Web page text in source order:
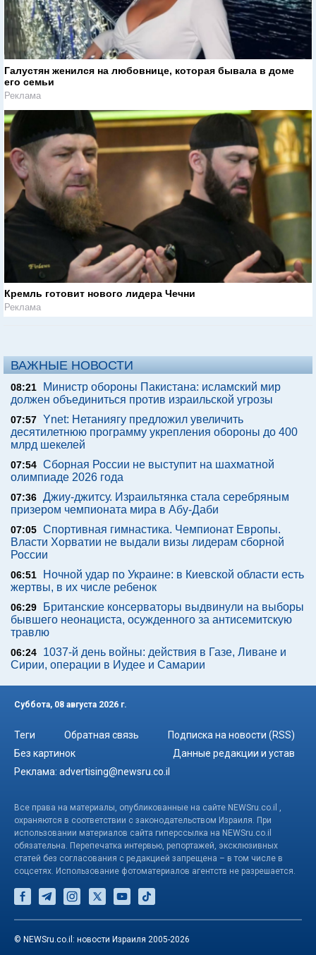
Галустян женился на любовнице, которая бывала в доме
его семьи
Реклама
Кремль готовит нового лидера Чечни
Реклама
ВАЖНЫЕ НОВОСТИ
08:21
Министр обороны Пакистана: исламский мир
должен объединиться против израильской угрозы
07:57 Ynet: Нетаниягу предложил увеличить
десятилетнюю программу укрепления обороны до 400
млрд шекелей
07:54 Сборная России не выступит на шахматной
олимпиаде 2026 года
07:36 Джиу-джитсу. Израильтянка стала серебряным
призером чемпионата мира в Абу-Даби
07:05 Спортивная гимнастика. Чемпионат Европы.
Власти Хорватии не выдали визы лидерам сборной
России
06:51
Ночной удар по Украине: в Киевской области есть
жертвы, в их числе ребенок
06:29
Британские консерваторы выдвинули на выборы
бывшего неонациста, осужденного за антисемитскую
травлю
06:24
1037-й день войны: действия в Газе, Ливане и
Сирии, операции в Иудее и Самарии
Суббота, 08 августа 2026 г.
Теги Обратная связь
Подписка на новости (RSS)
Без картинок
Данные редакции и устав
Реклама: advertising@newsru.co.il
Все права на материалы, опубликованные на сайте NEWSru.co.il ,
охраняются в соответствии с законодательством Израиля. При
использовании материалов сайта гиперссылка на NEWSru.co.il
обязательна. Перепечатка интервью, репортажей, эксклюзивных
статей без согласования с редакцией запрещена – в том числе в
соцсетях. Использование фотоматериалов агентств не разрешается.
© NEWSru.co.il: новости Израиля 2005-2026